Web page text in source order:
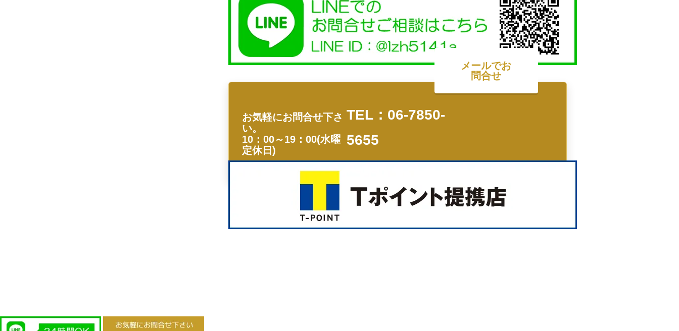
お気軽にお問合せ下さ
い。
10：00～19：00(水曜
定休日)
TEL：06-7850-
5655
メールでお
問合せ